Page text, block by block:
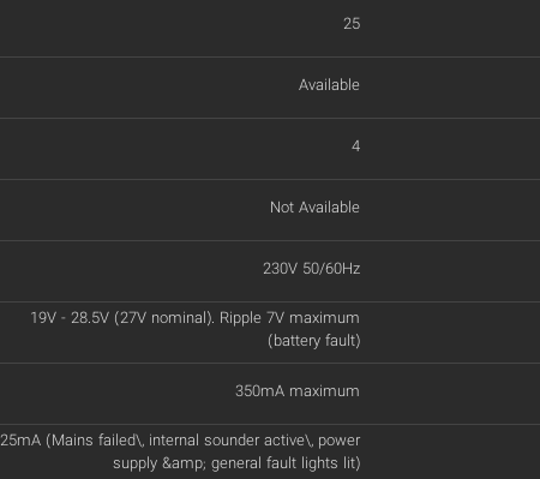
25
Available
4
Not Available
230V 50/60Hz
19V - 28.5V (27V nominal). Ripple 7V maximum
(battery fault)
350mA maximum
25mA (Mains failed\, internal sounder active\, power
supply &amp; general fault lights lit)